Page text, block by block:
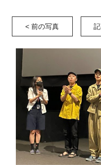
< 前の写真